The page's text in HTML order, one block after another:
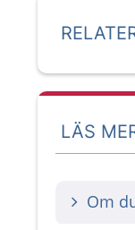
LÄS
Om